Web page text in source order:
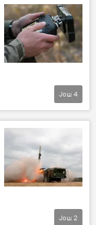
Још 4
Још 2